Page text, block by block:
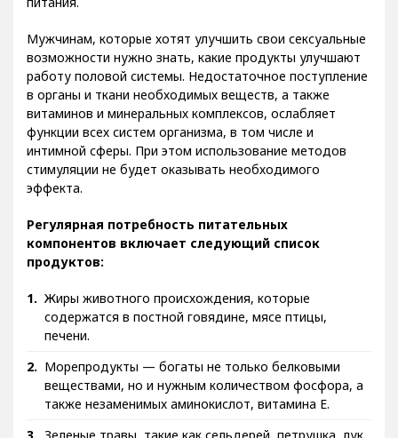
Мужчинам, которые хотят улучшить свои сексуальные
возможности нужно знать, какие продукты улучшают
работу половой системы. Недостаточное поступление
в органы и ткани необходимых веществ, а также
витаминов и минеральных комплексов, ослабляет
функции всех систем организма, в том числе и
интимной сферы. При этом использование методов
стимуляции не будет оказывать необходимого
эффекта.
Регулярная потребность питательных
компонентов включает следующий список
продуктов:
Жиры животного происхождения, которые
содержатся в постной говядине, мясе птицы,
Морепродукты — богаты не только белковыми
веществами, но и нужным количеством фосфора, а